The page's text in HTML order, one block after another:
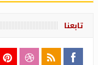
تابعنا